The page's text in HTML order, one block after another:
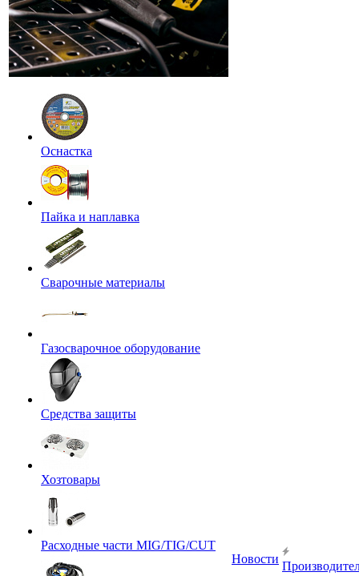
Оснастка
Пайка и наплавка
Сварочные материалы
Газосварочное оборудование
Средства защиты
Хозтовары
Расходные части MIG/TIG/CUT
Новости